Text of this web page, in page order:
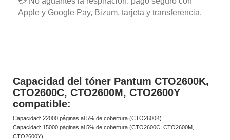
Apple y Google Pay, Bizum, tarjeta y transferencia.
Capacidad del tóner Pantum CTO2600K,
CTO2600C, CTO2600M, CTO2600Y
compatible:
Capacidad: 22000 páginas al 5% de cobertura (CTO2600K)
Capacidad: 15000 páginas al 5% de cobertura (CTO2600C, CTO2600M,
CTO2600Y)